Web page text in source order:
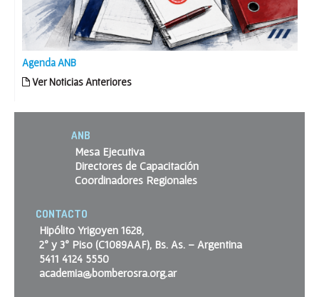
Agenda ANB
Ver Noticias Anteriores
ANB
Mesa Ejecutiva
Directores de Capacitación
Coordinadores Regionales
CONTACTO
Hipólito Yrigoyen 1628,
2º y 3º Piso (C1089AAF), Bs. As. – Argentina
5411 4124 5550
academia@bomberosra.org.ar